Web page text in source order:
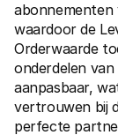
abonnementen
waardoor de
Orderwaarde
onderdelen van
aanpasbaar,
vertrouwen bij
perfecte
Bekijk onze
Over ons
Maak kennis
onze waarden
Nieuws
Het laatste
Vacatures
Kom werken bij